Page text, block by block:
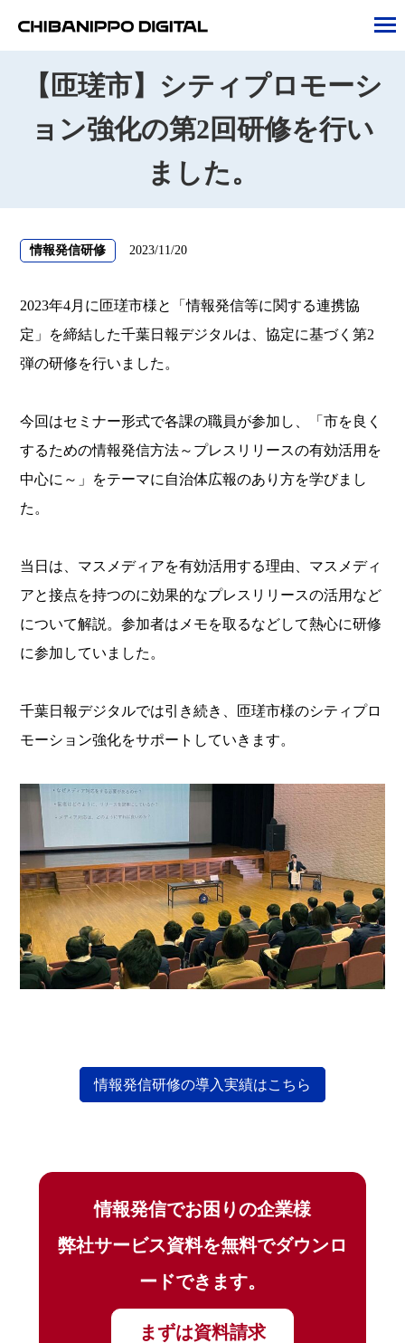
【匝瑳市】シティプロモーシ
ョン強化の第2回研修を行い
ました。
情報発信研修 2023/11/20
2023年4月に匝瑳市様と「情報発信等に関する連携協
定」を締結した千葉日報デジタルは、協定に基づく第2
弾の研修を行いました。
今回はセミナー形式で各課の職員が参加し、「市を良く
するための情報発信方法～プレスリリースの有効活用を
中心に～」をテーマに自治体広報のあり方を学びまし
た。
当日は、マスメディアを有効活用する理由、マスメディ
アと接点を持つのに効果的なプレスリリースの活用など
について解説。参加者はメモを取るなどして熱心に研修
に参加していました。
千葉日報デジタルでは引き続き、匝瑳市様のシティプロ
モーション強化をサポートしていきます。
情報発信研修の導入実績はこちら
情報発信でお困りの企業様
弊社サービス資料を無料でダウンロ
ードできます。
まずは資料請求